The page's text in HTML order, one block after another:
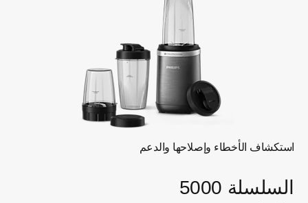
استكشاف الأخطاء وإصلاحها والدعم
السلسلة 5000